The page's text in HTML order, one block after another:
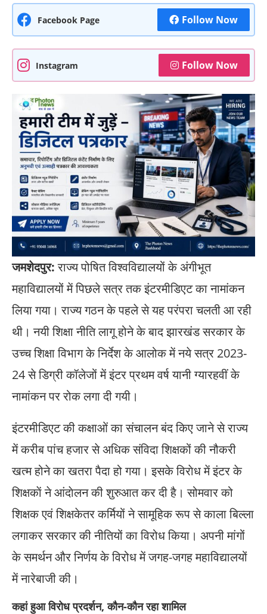
Facebook Page Follow Now
Instagram Follow Now
जमशेदपुर:राज्य पोषित विश्वविद्यालयों के अंगीभूत
महाविद्यालयों में पिछले सत्र तक इंटरमीडिएट का नामांकन
लिया गया। राज्य गठन के पहले से यह परंपरा चलती आ रही
थी। नयी शिक्षा नीति लागू होने के बाद झारखंड सरकार के
उच्च शिक्षा विभाग के निर्देश के आलोक में नये सत्र 2023-
24 से डिग्री कॉलेजों में इंटर प्रथम वर्ष यानी ग्यारहवीं के
नामांकन पर रोक लगा दी गयी।
इंटरमीडिएट की कक्षाओं का संचालन बंद किए जाने से राज्य
में करीब पांच हजार से अधिक संविदा शिक्षकों की नौकरी
खत्म होने का खतरा पैदा हो गया। इसके विराेध में इंटर के
शिक्षकाें ने आंदाेलन की शुरुआत कर दी है। सोमवार को
शिक्षक एवं शिक्षकेतर कर्मियों ने सामूहिक रूप से काला बिल्ला
लगाकर सरकार की नीतियों का विरोध किया। अपनी मांगों
के समर्थन और निर्णय के विरोध में जगह-जगह महाविद्यालयों
में नारेबाजी की।
कहां हुआ विरोध प्रदर्शन, कौन-कौन रहा शामिल